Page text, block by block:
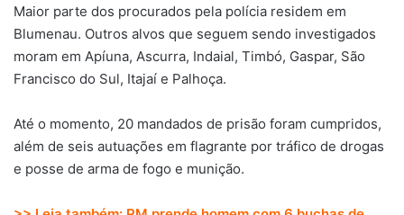
Maior parte dos procurados pela polícia residem em
Blumenau. Outros alvos que seguem sendo investigados
moram em Apíuna, Ascurra, Indaial, Timbó, Gaspar, São
Francisco do Sul, Itajaí e Palhoça.
Até o momento, 20 mandados de prisão foram cumpridos,
além de seis autuações em flagrante por tráfico de drogas
e posse de arma de fogo e munição.